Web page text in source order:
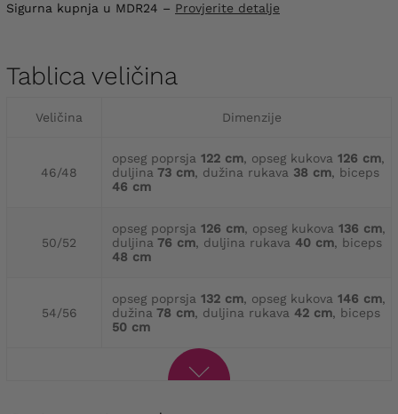
Sigurna kupnja u MDR24 – Provjerite detalje
Tablica veličina
Veličina Dimenzije
46/48
opseg poprsja 122 cm, opseg kukova 126 cm,
duljina 73 cm, dužina rukava 38 cm, biceps
46 cm
50/52
opseg poprsja 126 cm, opseg kukova 136 cm,
duljina 76 cm, duljina rukava 40 cm, biceps
48 cm
54/56
opseg poprsja 132 cm, opseg kukova 146 cm,
dužina 78 cm, duljina rukava 42 cm, biceps
50 cm